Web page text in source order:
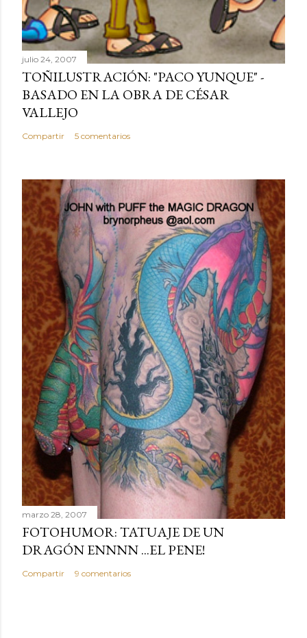
julio 24, 2007
TOÑILUSTRACIÓN: "PACO YUNQUE" -
BASADO EN LA OBRA DE CÉSAR
VALLEJO
Compartir 5 comentarios
marzo 28, 2007
FOTOHUMOR: TATUAJE DE UN
DRAGÓN ENNNN ...EL PENE!
Compartir 9 comentarios